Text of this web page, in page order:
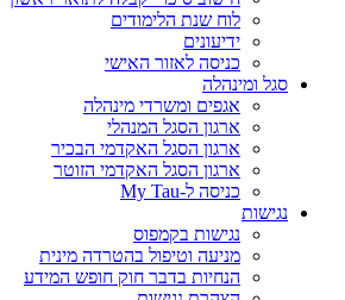
לוח שנת הלימודים
ידיעונים
כניסה לאזור האישי
סגל ומינהלה
אגפים ומשרדי מינהלה
ארגון הסגל המנהלי
ארגון הסגל האקדמי הבכיר
ארגון הסגל האקדמי הזוטר
כניסה ל-My Tau
נגישות
נגישות בקמפוס
מניעה וטיפול בהטרדה מינית
הנחיות בדבר חוק חופש המידע